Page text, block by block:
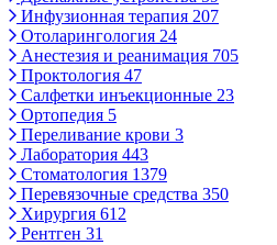
Инфузионная терапия 207
Отоларингология 24
Анестезия и реанимация 705
Проктология 47
Салфетки инъекционные 23
Ортопедия 5
Переливание крови 3
Лаборатория 443
Стоматология 1379
Перевязочные средства 350
Хирургия 612
Рентген 31